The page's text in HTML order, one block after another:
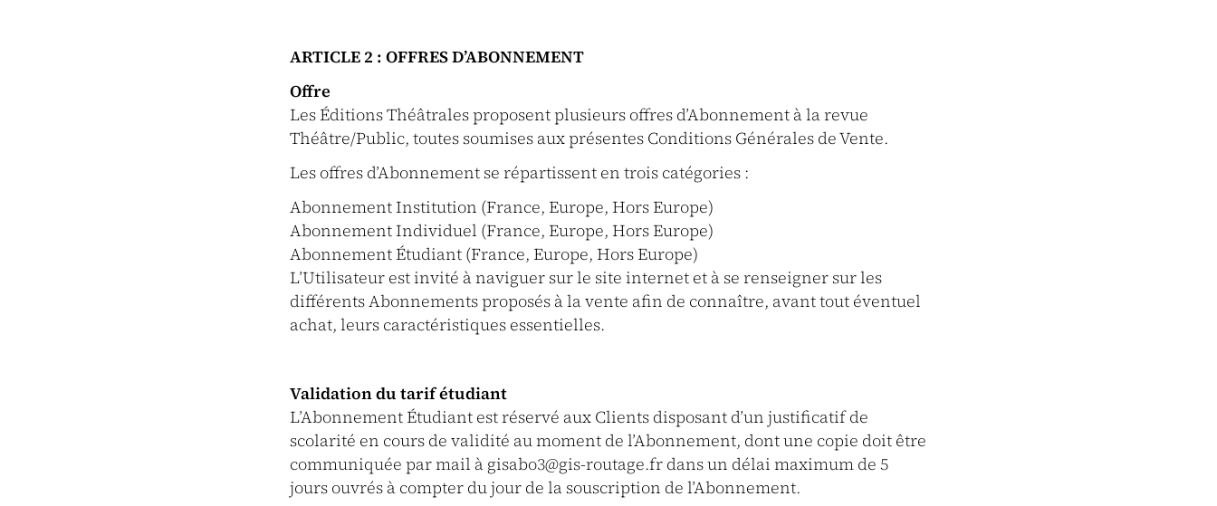
ARTICLE 2 : OFFRES D’ABONNEMENT
Offre
Les Éditions Théâtrales proposent plusieurs offres d’Abonnement à la revue
Théâtre/Public, toutes soumises aux présentes Conditions Générales de Vente.
Les offres d’Abonnement se répartissent en trois catégories :
Abonnement Institution (France, Europe, Hors Europe)
Abonnement Individuel (France, Europe, Hors Europe)
Abonnement Étudiant (France, Europe, Hors Europe)
L’Utilisateur est invité à naviguer sur le site internet et à se renseigner sur les
différents Abonnements proposés à la vente afin de connaître, avant tout éventuel
achat, leurs caractéristiques essentielles.
Validation du tarif étudiant
L’Abonnement Étudiant est réservé aux Clients disposant d’un justificatif de
scolarité en cours de validité au moment de l’Abonnement, dont une copie doit être
communiquée par mail à gisabo3@gis-routage.fr dans un délai maximum de 5
jours ouvrés à compter du jour de la souscription de l’Abonnement.